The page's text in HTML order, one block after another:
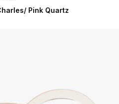
Pink Quartz